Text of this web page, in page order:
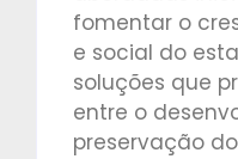
fomentar o
e social do
soluções que
entre o
preservação